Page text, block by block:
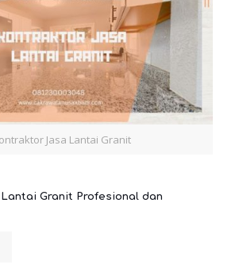
Jasa Lantai Granit
Granit Profesional dan